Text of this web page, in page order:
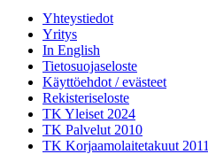
Yhteystiedot
Yritys
In English
Tietosuojaseloste
Käyttöehdot / evästeet
Rekisteriseloste
TK Yleiset 2024
TK Palvelut 2010
TK Korjaamolaitetakuut 2011